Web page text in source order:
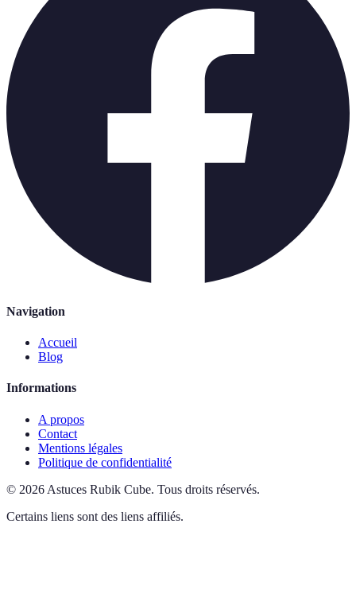
Navigation
Accueil
Blog
Informations
A propos
Contact
Mentions légales
Politique de confidentialité
© 2026 Astuces Rubik Cube. Tous droits réservés.
Certains liens sont des liens affiliés.